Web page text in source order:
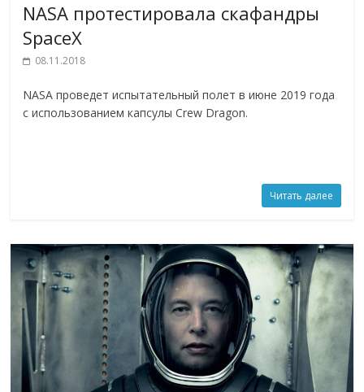
NASA протестировала скафандры
SpaceX
08.11.2018
NASA проведет испытательный полет в июне 2019 года
с использованием капсулы Crew Dragon.
Читать далее